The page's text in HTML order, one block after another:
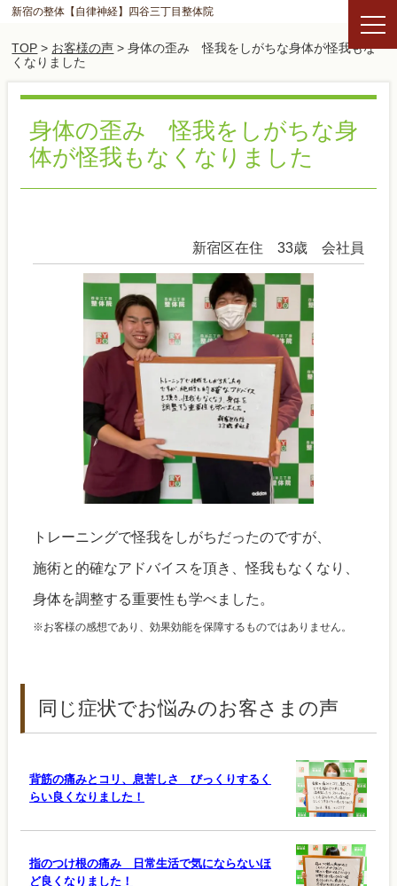
新宿の整体【自律神経】四谷三丁目整体院
TOP > お客様の声 > 身体の歪み 怪我をしがちな身体が怪我もな
くなりました
身体の歪み 怪我をしがちな身
体が怪我もなくなりました
新宿区在住 33歳 会社員
トレーニングで怪我をしがちだったのですが、
施術と的確なアドバイスを頂き、怪我もなくなり、
身体を調整する重要性も学べました。
※お客様の感想であり、効果効能を保障するものではありません。
同じ症状でお悩みのお客さまの声
背筋の痛みとコリ、息苦しさ びっくりするく
らい良くなりました！
指のつけ根の痛み 日常生活で気にならないほ
ど良くなりました！